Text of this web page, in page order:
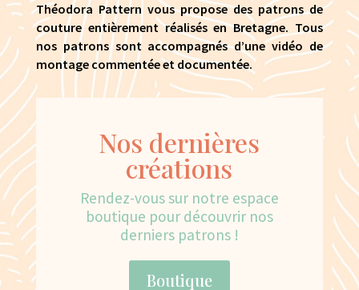
Théodora Pattern vous propose des patrons de
couture entièrement réalisés en Bretagne. Tous
nos patrons sont accompagnés d’une vidéo de
montage commentée et documentée.
Nos dernières
créations
Rendez-vous sur notre espace
boutique pour découvrir nos
derniers patrons !
Boutique